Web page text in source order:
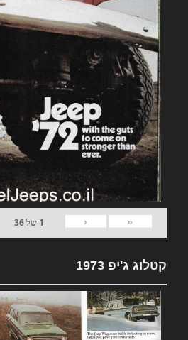
«
‹
1 של36
קטלוג ג'יפ 1973